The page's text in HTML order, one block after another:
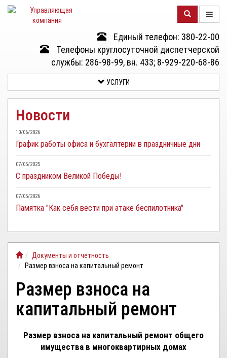
Единый телефон: 380-22-00
Телефоны круглосуточной диспетчерской
службы: 286-98-99, вн. 433; 8-929-220-68-86
КОМПАНИИ
УСЛУГИ
ДОКУМЕНТЫ
ОТЧЕТНОСТЬ
КЛИЕНТАМ
КАБИНЕТ
УСЛУГИ
Новости
10/06/2026
График работы офиса и бухгалтерии в праздничные дни
07/05/2025
С праздником Великой Победы!
07/05/2026
Памятка "Как себя вести при атаке беспилотника"
Документы и отчетность
Размер взноса на капитальный ремонт
Размер взноса на
капитальный ремонт
Размер взноса на капитальный ремонт общего
имущества в многоквартирных домах